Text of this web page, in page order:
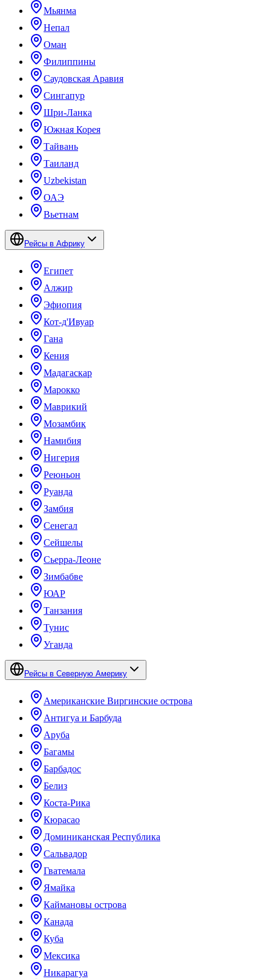
Мьянма
Непал
Оман
Филиппины
Саудовская Аравия
Сингапур
Шри-Ланка
Южная Корея
Тайвань
Таиланд
Uzbekistan
ОАЭ
Вьетнам
Рейсы в Африку
Египет
Алжир
Эфиопия
Кот-д'Ивуар
Гана
Кения
Мадагаскар
Марокко
Маврикий
Мозамбик
Намибия
Нигерия
Реюньон
Руанда
Замбия
Сенегал
Сейшелы
Сьерра-Леоне
Зимбабве
ЮАР
Танзания
Тунис
Уганда
Рейсы в Северную Америку
Американские Виргинские острова
Антигуа и Барбуда
Аруба
Багамы
Барбадос
Белиз
Коста-Рика
Кюрасао
Доминиканская Республика
Сальвадор
Гватемала
Ямайка
Каймановы острова
Канада
Куба
Мексика
Никарагуа